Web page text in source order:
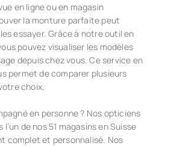
en ligne ou en magasin
la monture parfaite peut
essayer. Grâce à notre outil en
pouvez visualiser les modèles
depuis chez vous. Ce service en
permet de comparer plusieurs
choix.
en personne ? Nos opticiens
de nos 51 magasins en Suisse
complet et personnalisé. Nos